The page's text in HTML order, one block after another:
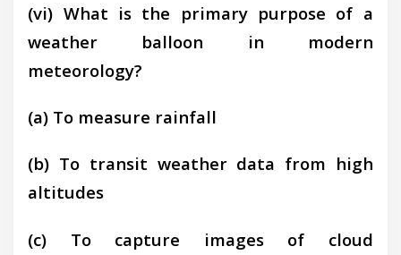
(vi) What is the primary purpose of a
weather balloon in modern
meteorology?
(a) To measure rainfall
(b) To transit weather data from high
altitudes
(c) Tо capture images of cloud